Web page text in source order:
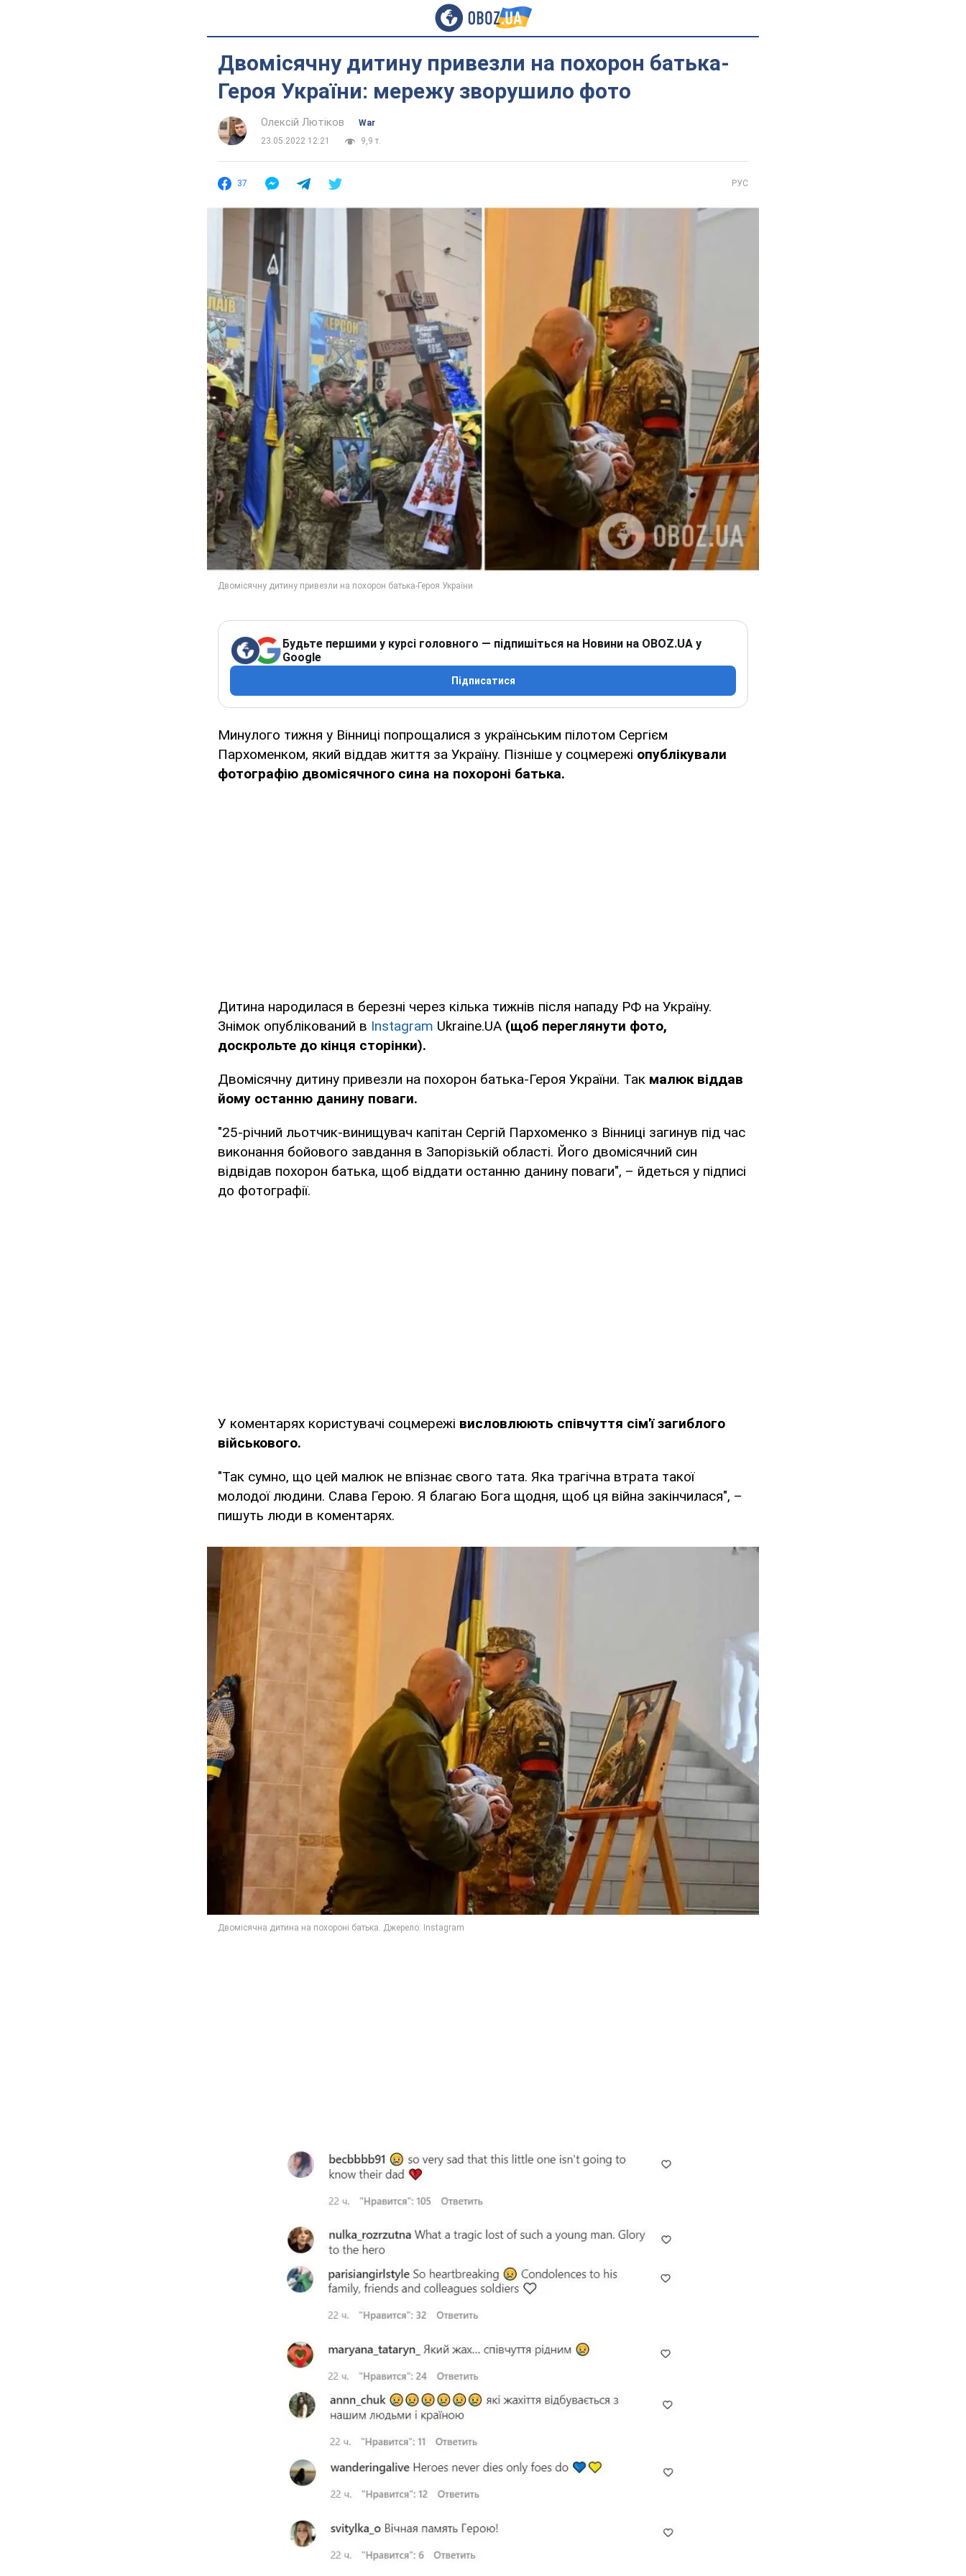
Двомісячну дитину привезли на похорон батька-
Героя України: мережу зворушило фото
Олексій Лютіков
War
23.05.2022 12:21
9,9 т.
37 РУС
Будьте першими у курсі головного — підпишіться на Новини на OBOZ.UA у
Google
Підписатися
Минулого тижня у Вінниці попрощалися з українським пілотом Сергієм
Пархоменком, який віддав життя за Україну. Пізніше у соцмережі опублікували
фотографію двомісячного сина на похороні батька.
Дитина народилася в березні через кілька тижнів після нападу РФ на Україну.
Знімок опублікований в Instagram Ukraine.UA (щоб переглянути фото,
доскрольте до кінця сторінки).
Двомісячну дитину привезли на похорон батька-Героя України. Так малюк віддав
йому останню данину поваги.
"25-річний льотчик-винищувач капітан Сергій Пархоменко з Вінниці загинув під час
виконання бойового завдання в Запорізькій області. Його двомісячний син
відвідав похорон батька, щоб віддати останню данину поваги", – йдеться у підписі
до фотографії.
У коментарях користувачі соцмережі висловлюють співчуття сім'ї загиблого
військового.
"Так сумно, що цей малюк не впізнає свого тата. Яка трагічна втрата такої
молодої людини. Слава Герою. Я благаю Бога щодня, щоб ця війна закінчилася", –
пишуть люди в коментарях.